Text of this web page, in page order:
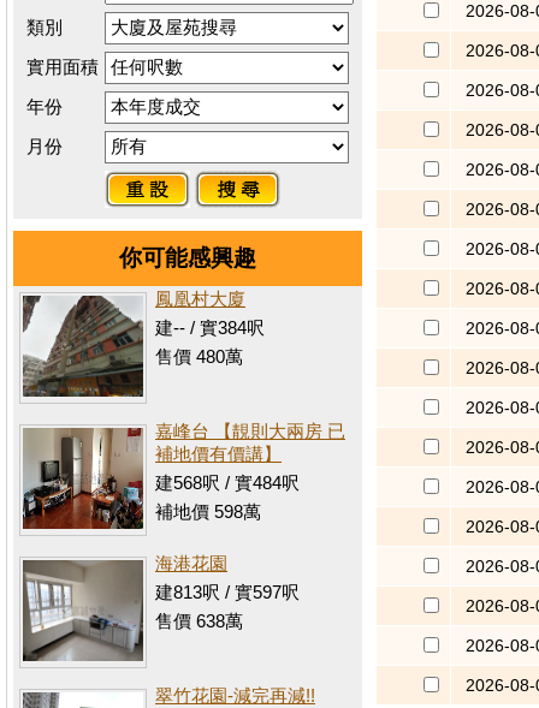
類別
實用面積
年份
月份
你可能感興趣
鳳凰村大廈
建-- / 實384呎
售價 480萬
嘉峰台 【靚則大兩房 已
補地價有價講】
建568呎 / 實484呎
補地價 598萬
海港花園
建813呎 / 實597呎
售價 638萬
翠竹花園-減完再減!!
2026-08-
2026-08-
2026-08-
2026-08-
2026-08-
2026-08-
2026-08-
2026-08-
2026-08-
2026-08-
2026-08-
2026-08-
2026-08-
2026-08-
2026-08-
2026-08-
2026-08-
2026-08-